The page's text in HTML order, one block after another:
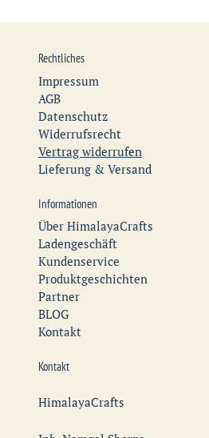
Rechtliches
Impressum
AGB
Datenschutz
Widerrufsrecht
Vertrag widerrufen
Lieferung & Versand
Informationen
Über HimalayaCrafts
Ladengeschäft
Kundenservice
Produktgeschichten
Partner
BLOG
Kontakt
Kontakt
HimalayaCrafts